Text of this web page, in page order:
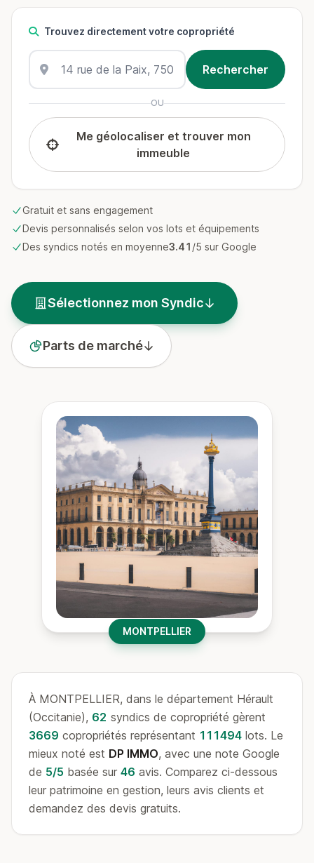
Trouvez directement votre copropriété
OU
Me géolocaliser et trouver mon
immeuble
Gratuit et sans engagement
Devis personnalisés selon vos lots et équipements
Des syndics notés en moyenne3.41 /5 sur Google
Sélectionnez mon Syndic
Parts de marché
MONTPELLIER
À MONTPELLIER, dans le département Hérault
(Occitanie), 62 syndics de copropriété gèrent
3669 copropriétés représentant 111494 lots. Le
mieux noté est DP IMMO, avec une note Google
de 5/5 basée sur 46 avis. Comparez ci-dessous
leur patrimoine en gestion, leurs avis clients et
demandez des devis gratuits.